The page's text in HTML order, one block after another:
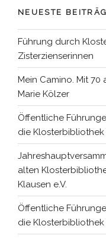
NEUESTE
Führung durch
Zisterzienserinnen
Mein Camino. Mit
Marie Kölzer
Öffentliche
die Klosterbibliothek
alten
Klausen e.V.
Öffentliche
die Klosterbibliothek